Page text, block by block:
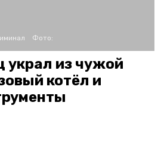
Фото:
украл из чужой
котёл и